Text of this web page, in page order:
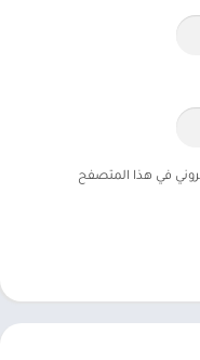
في هذا المتصفح